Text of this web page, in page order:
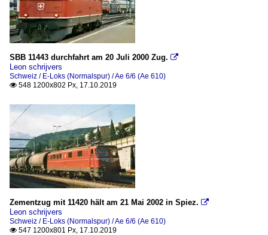
SBB 11443 durchfahrt am 20 Juli 2000 Zug. 
Leon schrijvers
Schweiz / E-Loks (Normalspur) / Ae 6/6 (Ae 610)
 548 1200x802 Px, 17.10.2019
Zementzug mit 11420 hält am 21 Mai 2002 in Spiez. 
Leon schrijvers
Schweiz / E-Loks (Normalspur) / Ae 6/6 (Ae 610)
 547 1200x801 Px, 17.10.2019